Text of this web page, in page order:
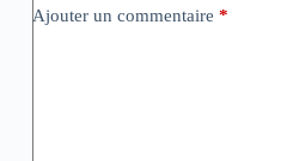
Ajouter un commentaire *